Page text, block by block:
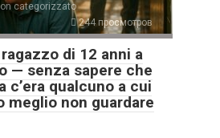
categorizzato
244 просмотров
di 12 anni a
— senza sapere che
c’era qualcuno a cui
meglio non guardare